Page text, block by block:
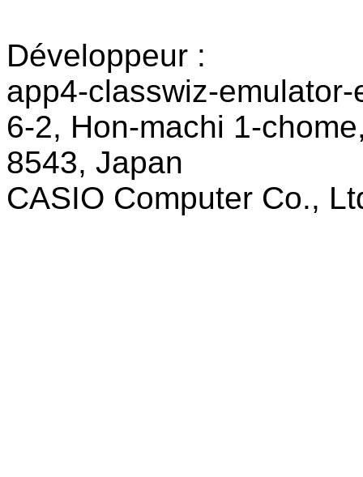
Développeur :
app4-classwiz-
6-2, Hon-machi 1-
8543, Japan
CASIO Computer Co.,